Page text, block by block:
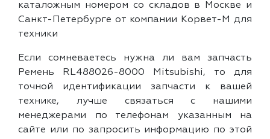
каталожным номером со складов в Москве и
Санкт-Петербурге от компании Корвет-М для
техники
Если сомневаетесь нужна ли вам запчасть
Ремень RL488026-8000 Mitsubishi, то для
точной идентификации запчасти к вашей
технике, лучше связаться с нашими
менеджерами по телефонам указанным на
сайте или по запросить информацию по этой